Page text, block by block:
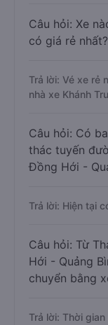
Câu hỏi: Xe
có giá rẻ nhất?
Trả lời: Vé xe rẻ
nhà xe Khánh
Câu hỏi: Có
thác tuyến
Đồng Hới -
Trả lời: Hiện tại
Câu hỏi: Từ
Hới - Quảng
chuyển bằng
Trả lời: Thời